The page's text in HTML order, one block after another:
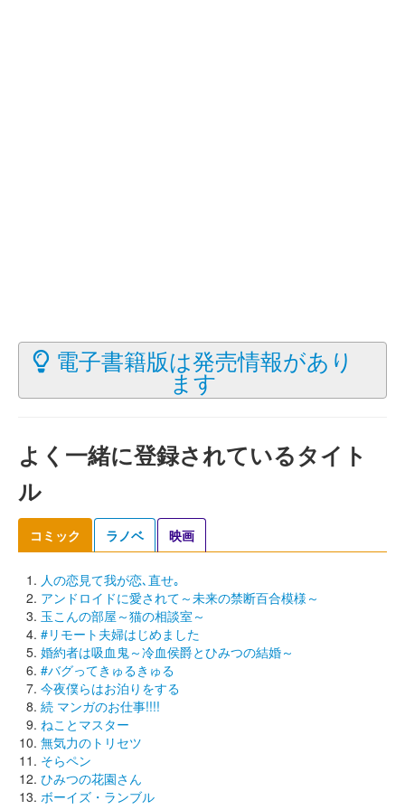
電子書籍版は発売情報があり
ます
よく一緒に登録されているタイト
ル
コミック ラノベ 映画
人の恋見て我が恋､直せ｡
アンドロイドに愛されて～未来の禁断百合模様～
玉こんの部屋～猫の相談室～
#リモート夫婦はじめました
婚約者は吸血鬼～冷血侯爵とひみつの結婚～
#バグってきゅるきゅる
今夜僕らはお泊りをする
続 マンガのお仕事!!!!
ねことマスター
無気力のトリセツ
そらペン
ひみつの花園さん
ボーイズ・ランブル